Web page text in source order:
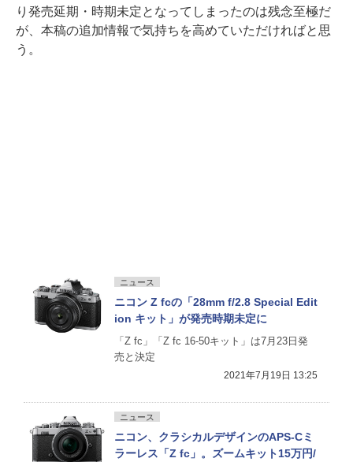
り発売延期・時期未定となってしまったのは残念至極だ
が、本稿の追加情報で気持ちを高めていただければと思
う。
ニュース
ニコン Z fcの「28mm f/2.8 Special Edit
ion キット」が発売時期未定に
「Z fc」「Z fc 16-50キット」は7月23日発
売と決定
2021年7月19日 13:25
ニュース
ニコン、クラシカルデザインのAPS-Cミ
ラーレス「Z fc」。ズームキット15万円/